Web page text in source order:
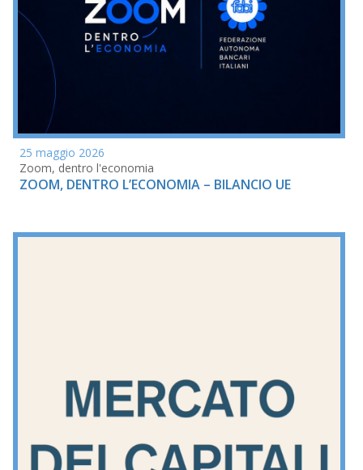
25 maggio 2026
Zoom, dentro l'economia
ZOOM, DENTRO L’ECONOMIA – BILANCIO UE